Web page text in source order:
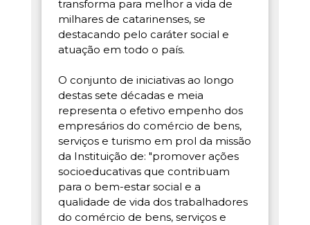
transforma para melhor a vida de
milhares de catarinenses, se
destacando pelo caráter social e
atuação em todo o país.
O conjunto de iniciativas ao longo
destas sete décadas e meia
representa o efetivo empenho dos
empresários do comércio de bens,
serviços e turismo em prol da missão
da Instituição de: "promover ações
socioeducativas que contribuam
para o bem-estar social e a
qualidade de vida dos trabalhadores
do comércio de bens, serviços e